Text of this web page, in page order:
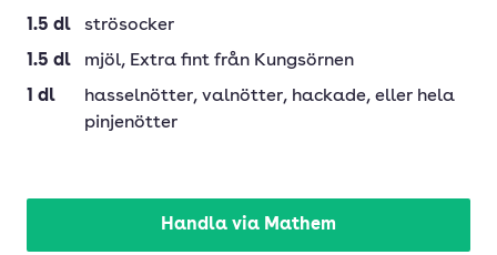
1.5 dl
strösocker
1.5 dl mjöl, Extra fint från Kungsörnen
1 dl hasselnötter, valnötter, hackade, eller hela
pinjenötter
Handla via Mathem